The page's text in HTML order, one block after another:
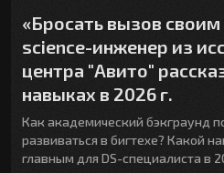
«Бросать вызов
science-инженер из
центра "Авито"
навыках в 2026 г.
Как академический бэкграунд
развиваться в бигтехе? Какой
главным для DS-специалиста в